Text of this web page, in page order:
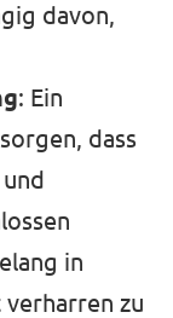
davon,
: Ein
dass
in
zu